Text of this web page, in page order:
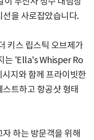
을 사로잡았습니다.
키스 립스틱 오브제가
는 'Ella's Whisper Ro
지와 함께 프라이빗한
트하고 항공샷 형태
하는 방문객을 위해